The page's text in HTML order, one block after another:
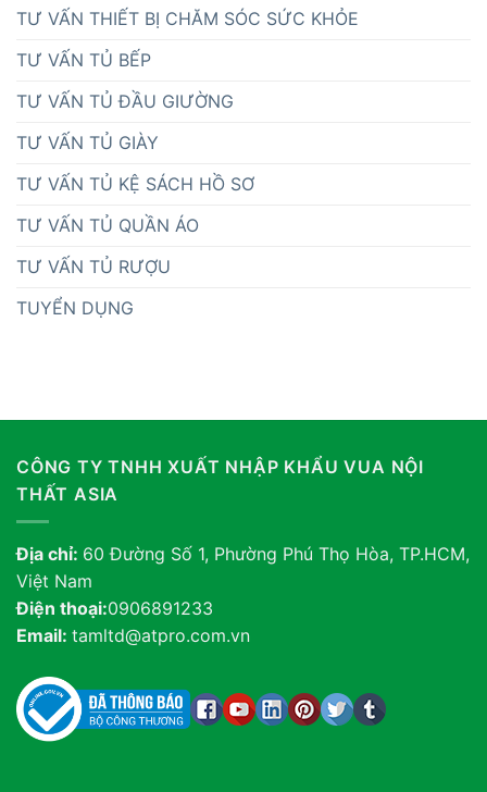
TƯ VẤN THIẾT BỊ CHĂM SÓC SỨC KHỎE
TƯ VẤN TỦ BẾP
TƯ VẤN TỦ ĐẦU GIƯỜNG
TƯ VẤN TỦ GIÀY
TƯ VẤN TỦ KỆ SÁCH HỒ SƠ
TƯ VẤN TỦ QUẦN ÁO
TƯ VẤN TỦ RƯỢU
TUYỂN DỤNG
CÔNG TY TNHH XUẤT NHẬP KHẨU VUA NỘI
THẤT ASIA
Địa chỉ: 60 Đường Số 1, Phường Phú Thọ Hòa, TP.HCM,
Việt Nam
Điện thoại:0906891233
Email: tamltd@atpro.com.vn